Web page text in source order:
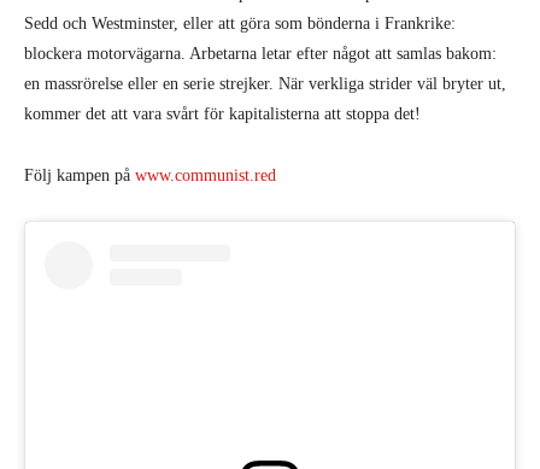
Sedd och Westminster, eller att göra som bönderna i Frankrike:
blockera motorvägarna. Arbetarna letar efter något att samlas bakom:
en massrörelse eller en serie strejker. När verkliga strider väl bryter ut,
kommer det att vara svårt för kapitalisterna att stoppa det!
Följ kampen på www.communist.red